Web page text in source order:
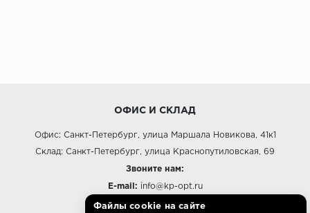
ОФИС И СКЛАД
Офис: Санкт-Петербург, улица Маршала Новикова, 41к1
Склад: Санкт-Петербург, улица Краснопутиловская, 69
Звоните нам:
E-mail: info@kp-opt.ru
Режим работы
Файлы cookie на сайте